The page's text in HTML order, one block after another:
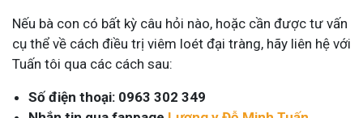
Nếu bà con có bất kỳ câu hỏi nào, hoặc cần được tư vấn
cụ thể về cách điều trị viêm loét đại tràng, hãy liên hệ với
Tuấn tôi qua các cách sau:
Số điện thoại: 0963 302 349